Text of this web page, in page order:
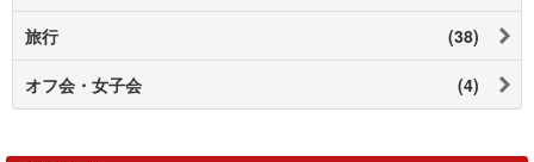
旅行 (38)
オフ会・女子会 (4)